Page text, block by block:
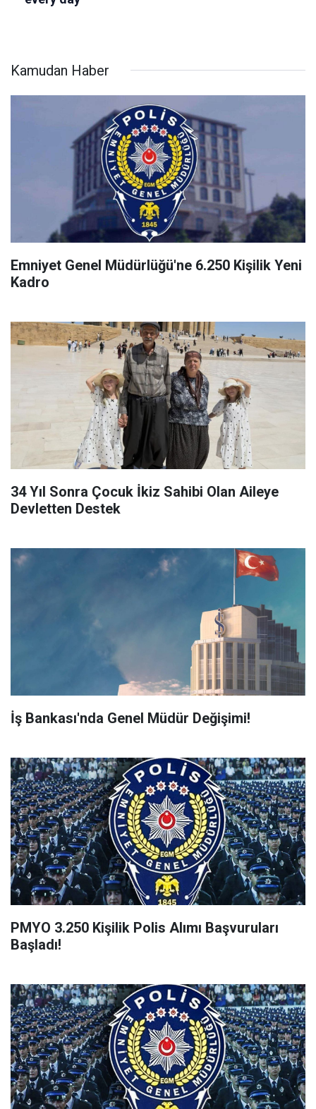
Kamudan Haber
Emniyet Genel Müdürlüğü'ne 6.250 Kişilik Yeni
Kadro
34 Yıl Sonra Çocuk İkiz Sahibi Olan Aileye
Devletten Destek
İş Bankası'nda Genel Müdür Değişimi!
PMYO 3.250 Kişilik Polis Alımı Başvuruları
Başladı!